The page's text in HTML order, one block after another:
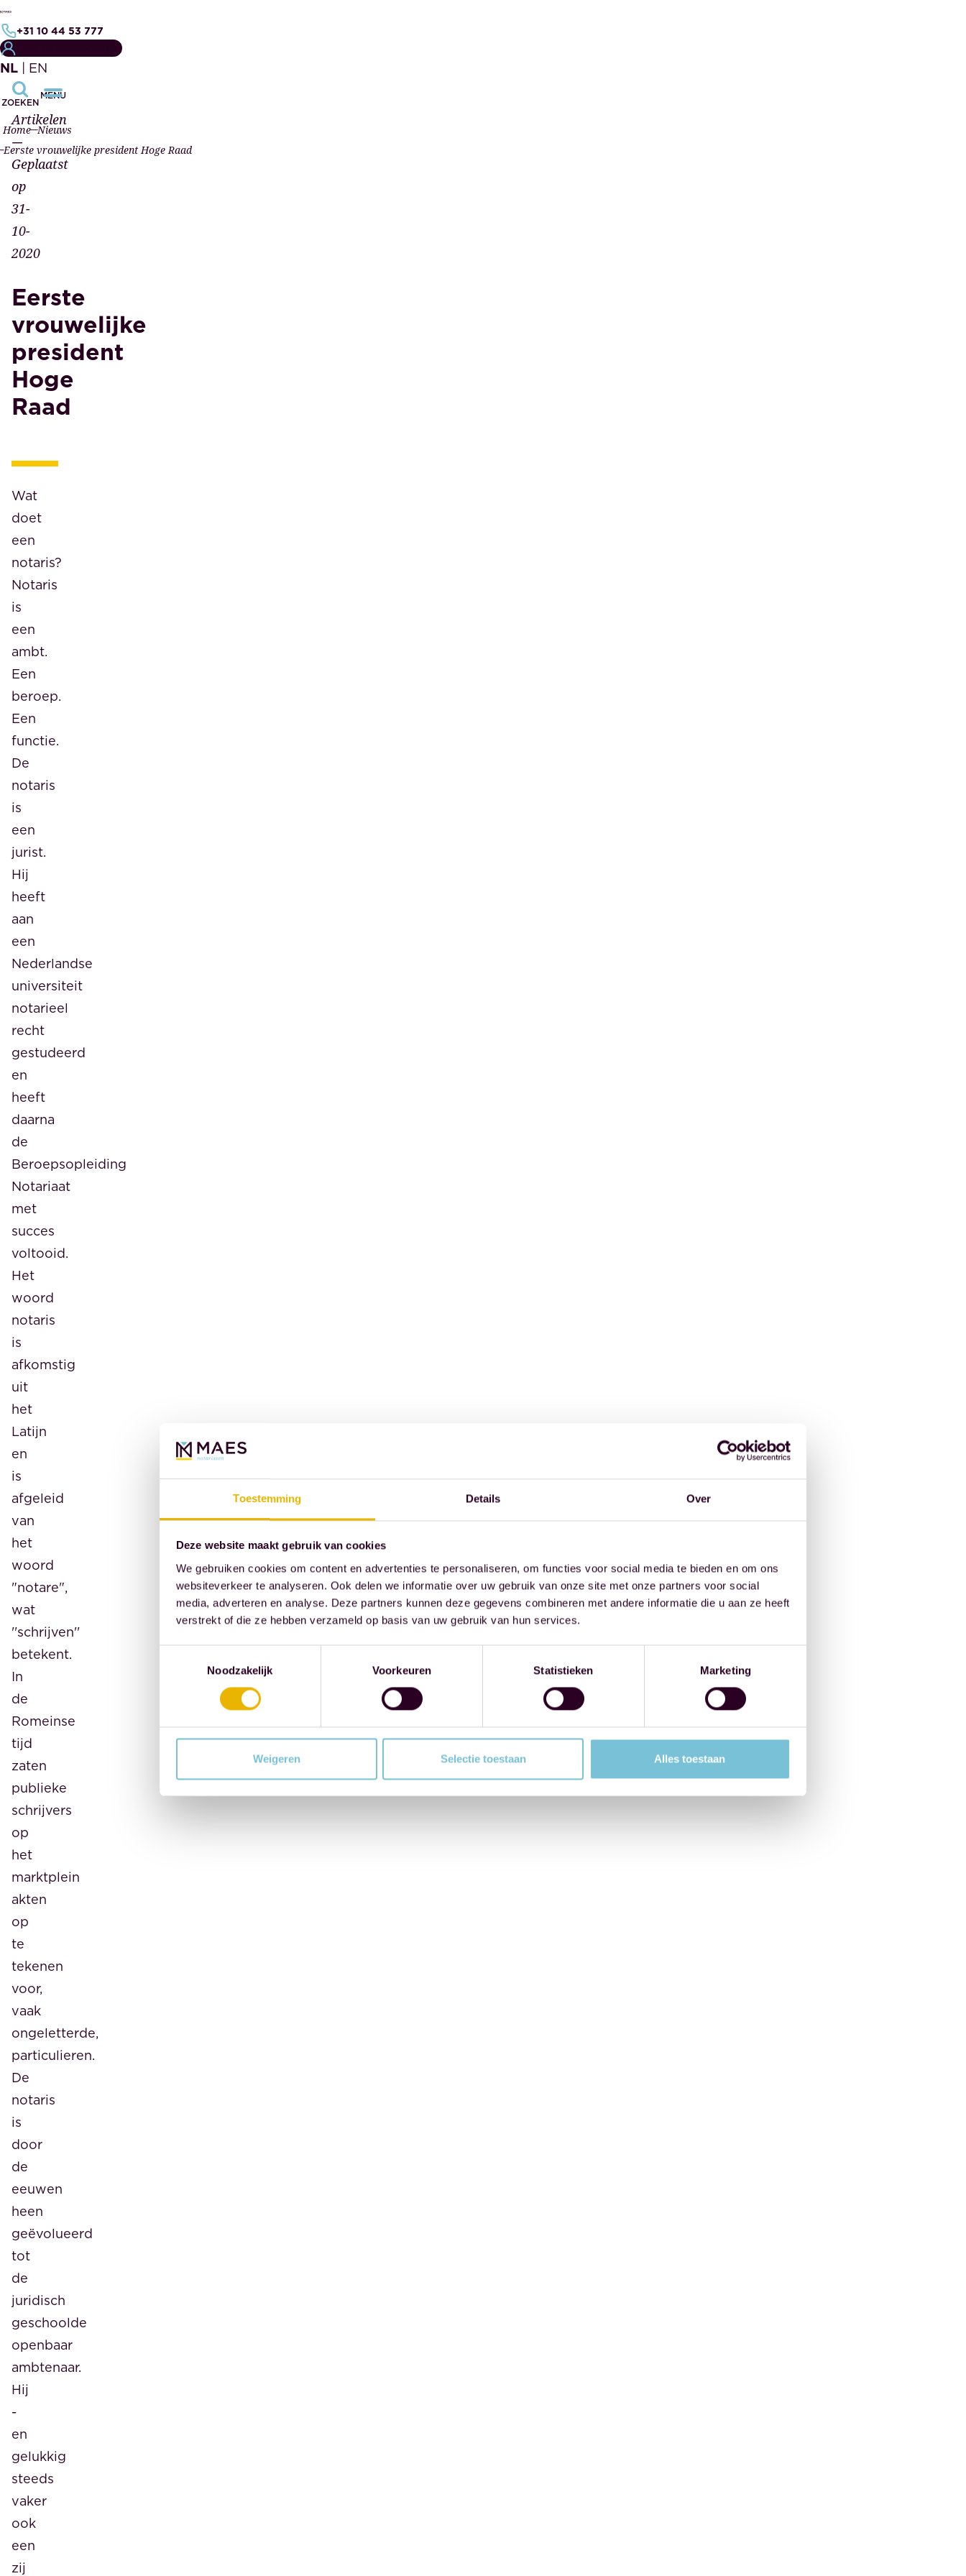
Toestemming Details Over
Deze website maakt gebruik van cookies
We gebruiken cookies om content en advertenties te personaliseren, om functies voor social media te bieden en om ons
websiteverkeer te analyseren. Ook delen we informatie over uw gebruik van onze site met onze partners voor social
media, adverteren en analyse. Deze partners kunnen deze gegevens combineren met andere informatie die u aan ze heeft
verstrekt of die ze hebben verzameld op basis van uw gebruik van hun services.
Noodzakelijk
Voorkeuren Statistieken Marketing
Weigeren Selectie toestaan Alles toestaan
+31 10 44 53 777
NL | EN
ZOEKEN
MENU
Home Nieuws
Eerste vrouwelijke president Hoge Raad
Artikelen
—
Geplaatst
op
31-
10-
2020
Eerste
vrouwelijke
president
Hoge
Raad
Wat
doet
een
notaris?
Notaris
is
een
ambt.
Een
beroep.
Een
functie.
De
notaris
is
een
jurist.
Hij
heeft
aan
een
Nederlandse
universiteit
notarieel
recht
gestudeerd
en
heeft
daarna
de
Beroepsopleiding
Notariaat
met
succes
voltooid.
Het
woord
notaris
is
afkomstig
uit
het
Latijn
en
is
afgeleid
van
het
woord
"notare",
wat
''schrijven''
betekent.
In
de
Romeinse
tijd
zaten
publieke
schrijvers
op
het
marktplein
akten
op
te
tekenen
voor,
vaak
ongeletterde,
particulieren.
De
notaris
is
door
de
eeuwen
heen
geëvolueerd
tot
de
juridisch
geschoolde
openbaar
ambtenaar.
Hij
-
en
gelukkig
steeds
vaker
ook
een
zij